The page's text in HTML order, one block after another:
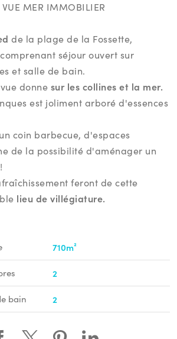
VUE MER IMMOBILIER
de la plage de la Fossette,
séjour ouvert sur
et salle de bain.
donne sur les collines et la mer.
est joliment arboré d'essences
coin barbecue, d'espaces
de la possibilité d'aménager un
feront de cette
lieu de villégiature.
710m²
2
bain 2